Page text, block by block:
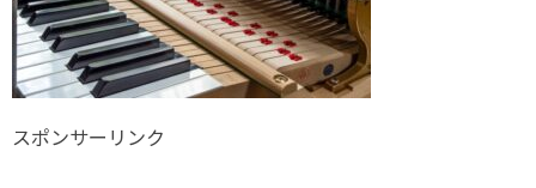
スポンサーリンク